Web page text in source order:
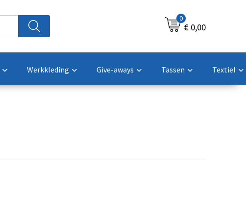
0
€ 0,00
Werkkleding Give-aways Tassen Textiel